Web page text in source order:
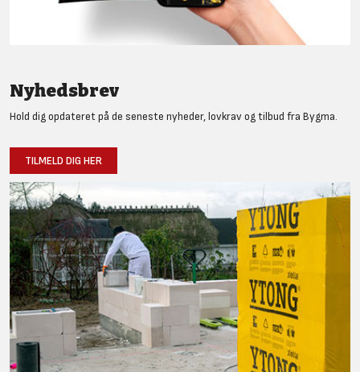
Nyhedsbrev
Hold dig opdateret på de seneste nyheder, lovkrav og tilbud fra Bygma.
TILMELD DIG HER